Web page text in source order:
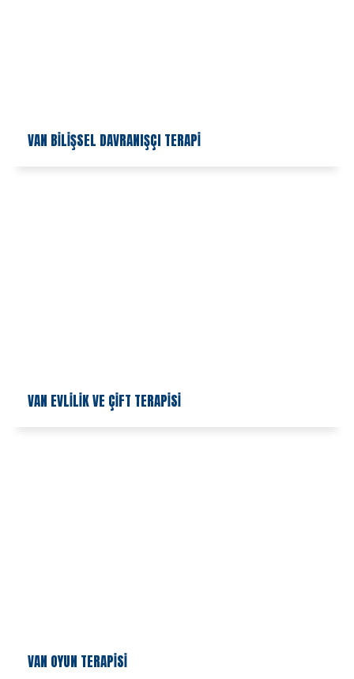
VAN BİLİŞSEL DAVRANIŞÇI TERAPİ
VAN EVLİLİK VE ÇİFT TERAPİSİ
VAN OYUN TERAPİSİ